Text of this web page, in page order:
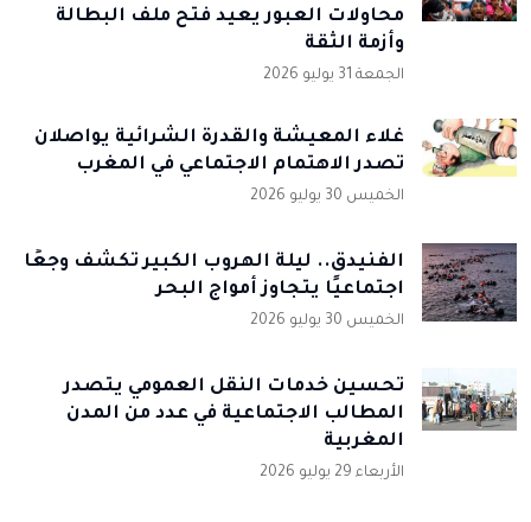
محاولات العبور يعيد فتح ملف البطالة
وأزمة الثقة
الجمعة 31 يوليو 2026
غلاء المعيشة والقدرة الشرائية يواصلان
تصدر الاهتمام الاجتماعي في المغرب
الخميس 30 يوليو 2026
الفنيدق.. ليلة الهروب الكبير تكشف وجعًا
اجتماعيًا يتجاوز أمواج البحر
الخميس 30 يوليو 2026
تحسين خدمات النقل العمومي يتصدر
المطالب الاجتماعية في عدد من المدن
المغربية
الأربعاء 29 يوليو 2026